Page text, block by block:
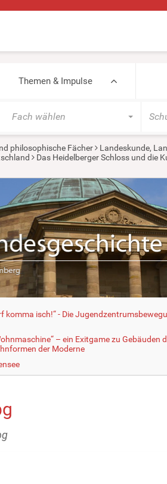
Themen & Impulse
Fach wählen
philosophische Fächer Landeskunde,
Das Heidelberger Schloss und die
komma isch!“ - Die
– ein Exitgame zu Gebäuden
der Moderne